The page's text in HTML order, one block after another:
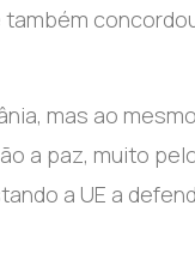
mas ao
a paz, muito
a UE a